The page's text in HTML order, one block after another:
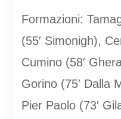
Formazioni:
(55′ Simonigh),
Cumino (58′
Gorino (75′ Dalla
Pier Paolo (73′